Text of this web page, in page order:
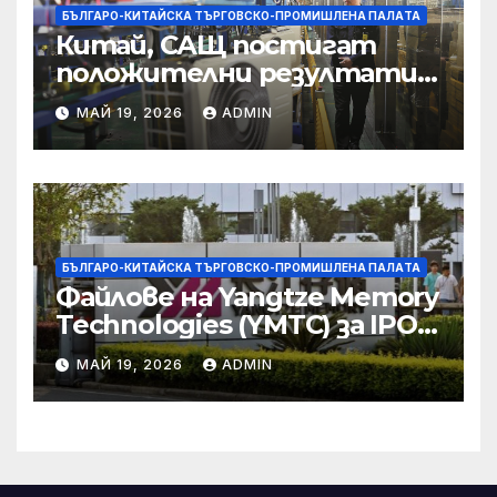
БЪЛГАРО-КИТАЙСКА ТЪРГОВСКО-ПРОМИШЛЕНА ПАЛAТА
Китай, САЩ постигат
положителни резултати в
икономическите и
търговски консултации:
министерство
МАЙ 19, 2026 ADMIN
БЪЛГАРО-КИТАЙСКА ТЪРГОВСКО-ПРОМИШЛЕНА ПАЛAТА
Файлове на Yangtze Memory
Technologies (YMTC) за IPO
на STAR Market
МАЙ 19, 2026 ADMIN